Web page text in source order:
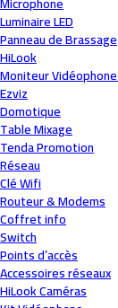
Luminaire LED
Panneau de Brassage
HiLook
Moniteur
Ezviz
Domotique
Table Mixage
Tenda Promotion
Réseau
Clé Wifi
Routeur & Modems
Coffret info
Switch
Points d’accès
Accessoires réseaux
HiLook Caméras